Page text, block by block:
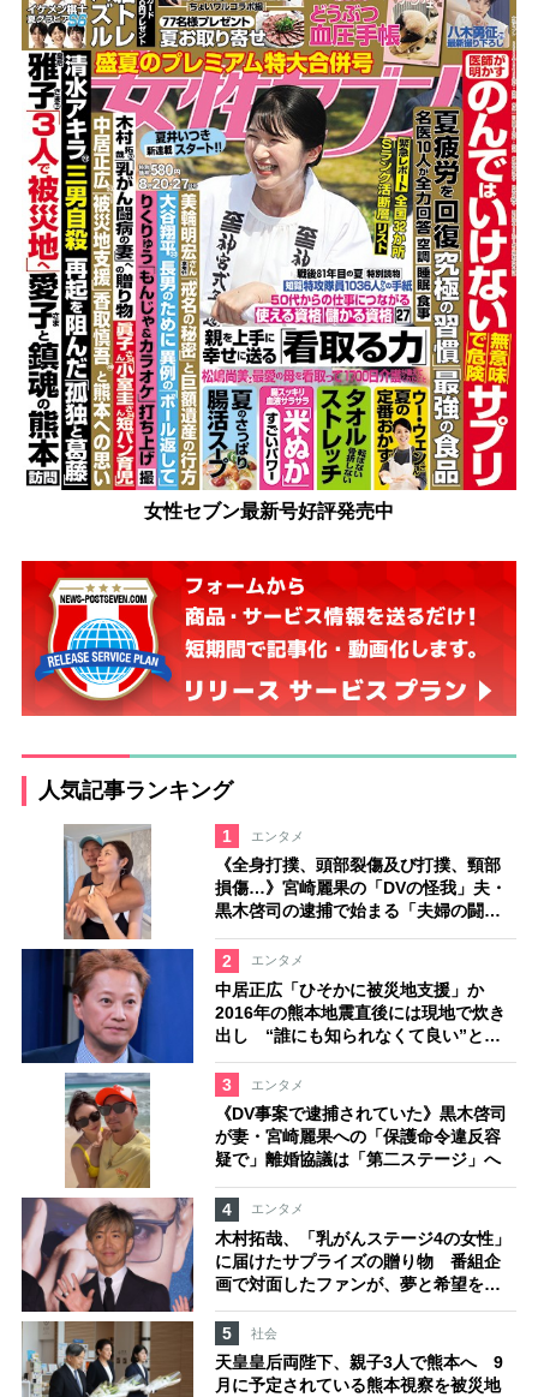
女性セブン最新号好評発売中
人気記事ランキング
1 エンタメ
《全身打撲、頭部裂傷及び打撲、頸部
損傷…》宮崎麗果の「DVの怪我」夫・
黒木啓司の逮捕で始まる「夫婦の闘
2
エンタメ
中居正広「ひそかに被災地支援」か
2016年の熊本地震直後には現地で炊き
出し “誰にも知られなくて良い”と、
むしろ強まる福祉活動への思い
3
エンタメ
《DV事案で逮捕されていた》黒木啓司
が妻・宮崎麗果への「保護命令違反容
疑で」離婚協議は「第二ステージ」へ
4 エンタメ
木村拓哉、「乳がんステージ4の女性」
に届けたサプライズの贈り物 番組企
画で対面したファンが、夢と希望を与
える心遣いに「うれしくて号泣しまし
た」
5 社会
天皇皇后両陛下、親子3人で熊本へ 9
月に予定されている熊本視察を被災地